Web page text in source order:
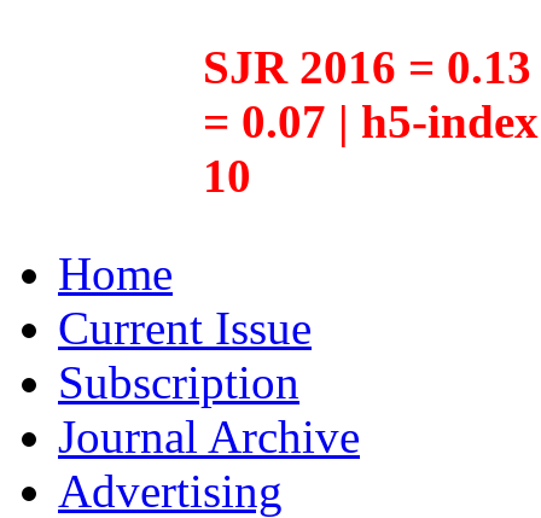
SJR 2016 =
= 0.07 | h5-
10
Home
Current Issue
Subscription
Journal Archive
Advertising